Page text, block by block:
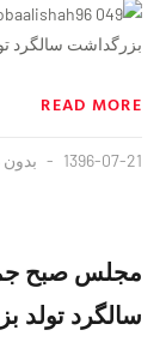
بزرگداشت سالگرد
READ MORE
1396-07-21 بدون
سالگرد تولد